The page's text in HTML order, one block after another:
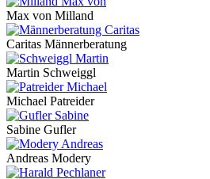
Max von Milland
Caritas Männerberatung
Martin Schweiggl
Michael Patreider
Sabine Gufler
Andreas Modery